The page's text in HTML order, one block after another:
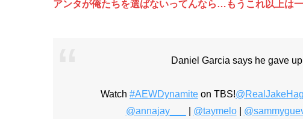
@annajay___|@taymelo|